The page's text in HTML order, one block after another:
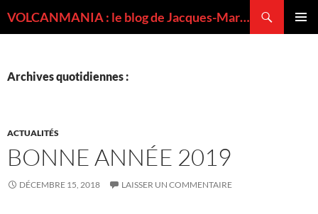
VOLCANMANIA : le blog de Jacques-Marie BARDINTZEFF, volcanologue
Archives quotidiennes :
ACTUALITÉS
BONNE ANNÉE 2019
DÉCEMBRE 15, 2018 LAISSER UN COMMENTAIRE